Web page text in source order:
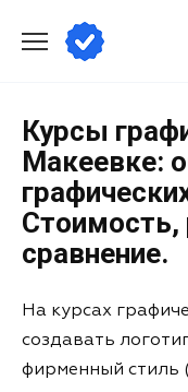
Курсы
Макеевке:
Стоимость,
сравнение.
На курсах
создавать
фирменный стиль